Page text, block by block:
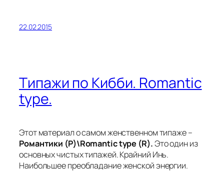
22.02.2015
Типажи по Кибби. Romantic
type.
Этот материал о самом женственном типаже –
Романтики (Р)\Romantic type (R).Это один из
основных чистых типажей. Крайний Инь.
Наибольшее преобладание женской энергии.